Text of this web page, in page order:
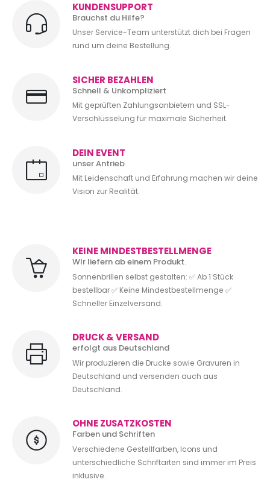
KUNDENSUPPORT
Brauchst du Hilfe?
Unser Service-Team unterstützt dich bei Fragen
rund um deine Bestellung.
SICHER BEZAHLEN
Schnell & Unkompliziert
Mit geprüften Zahlungsanbietern und SSL-
Verschlüsselung für maximale Sicherheit.
DEIN EVENT
unser Antrieb
Mit Leidenschaft und Erfahrung machen wir deine
Vision zur Realität.
KEINE MINDESTBESTELLMENGE
WIr liefern ab einem Produkt.
Sonnenbrillen selbst gestalten: ✅ Ab 1 Stück
bestellbar ✅ Keine Mindestbestellmenge ✅
Schneller Einzelversand.
DRUCK & VERSAND
erfolgt aus Deutschland
Wir produzieren die Drucke sowie Gravuren in
Deutschland und versenden auch aus
Deutschland.
OHNE ZUSATZKOSTEN
Farben und Schriften
Verschiedene Gestellfarben, Icons und
unterschiedliche Schriftarten sind immer im Preis
inklusive.